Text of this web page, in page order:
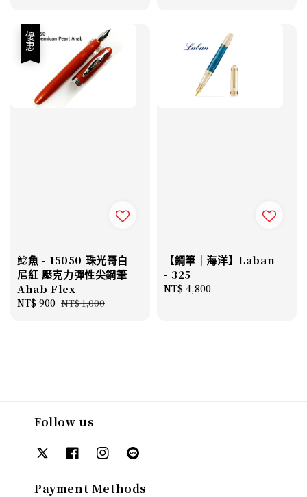
優惠
鯰魚 - 15050 珠光哥白
尼紅 壓克力彈性尖鋼筆
Ahab Flex
Sale
NT$ 900 Regular
NT$ 1,000
【鋼筆｜海洋】Laban
- 325
Regular
NT$ 4,800
Follow us
Payment Methods